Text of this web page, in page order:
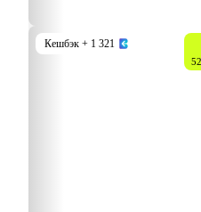
Кешбэк + 1 321